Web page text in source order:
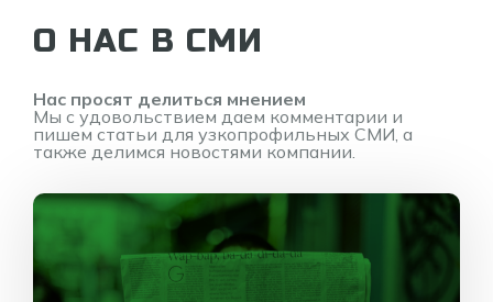
О НАС В СМИ
Нас просят делиться мнением
Мы с удовольствием даем комментарии и
пишем статьи для узкопрофильных СМИ, а
также делимся новостями компании.